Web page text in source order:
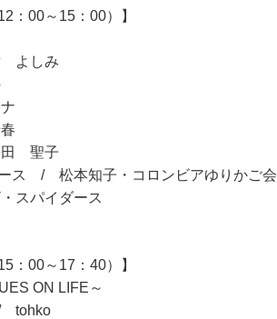
：00～15：00）】
よしみ
聖子
ス / 松本知子・コロンビアゆりかご会
パイダース
：00～17：40）】
ON LIFE～